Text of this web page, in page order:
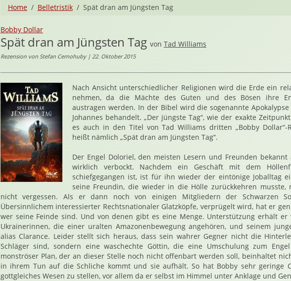
Home Belletristik Spät dran am Jüngsten Tag
Bobby Dollar
Spät dran am Jüngsten Tag von Tad Williams
Rezension von Stefan Cernohuby | 22. Oktober 2015
Nach Ansicht unterschiedlicher Religionen wird die Erde ein
nehmen, da die Mächte des Guten und des Bösen ihre
austragen werden. In der Bibel wird die sogenannte
Johannes behandelt. „Der jüngste Tag“, wie der exakte
es auch in den Titel von Tad Williams dritten „Bobby Dollar“-
heißt nämlich „Spät dran am Jüngsten Tag“.
Der Engel Doloriel, den meisten Lesern und Freunden bekannt
wirklich verbockt. Nachdem ein Geschäft mit dem
schiefgegangen ist, ist für ihn wieder der eintönige Joballtag
seine Freundin, die wieder in die Hölle zurückkehren musste,
nicht vergessen. Als er dann noch von einigen Mitgliedern der Schwarzen
Übersinnlichem interessierter Rechtsnationaler Glatzköpfe, verprügelt wird, hat er
wer seine Feinde sind. Und von denen gibt es eine Menge. Unterstützung erhält er
Ukrainerinnen, die einer uralten Amazonenbewegung angehören, und seinem
alias Clarance. Leider stellt sich heraus, dass sein wahrer Gegner nicht die
Schläger sind, sondern eine waschechte Göttin, die eine Umschulung zum
monströser Plan, der an dieser Stelle noch nicht offenbart werden soll, beinhaltet
in ihrem Tun auf die Schliche kommt und sie aufhält. So hat Bobby sehr geringe
gottgleiches Wesen zu stellen, vor allem da er selbst im Himmel unter Anklage und